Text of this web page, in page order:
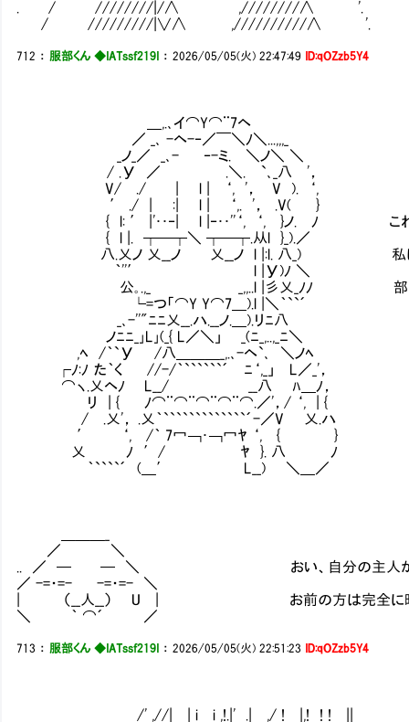
. / ////////|/∧ ,////////∧ '.
/ /////////|∨∧ ,//////////∧ '.
712 ： 服部くん ◆IATssf219I ：2026/05/05(火) 22:47:49 ID:qOZzb5Y4
＿,.､イ⌒Y⌒¨7ヘ
／ _､ -ヘ-‐／￣＼ﾉ＼...,,,_
_ノ_／ _､- ‐-ミ. ＼ノ＼ ＼
/ .У ／ .＼. `､_八 '，
V/ ./ | l | ‘, '， V ). ‘,
′ ./ | :| l | ‘,. '， .V( }
{ l: ′ |'･･‐| l |‐･･''‘, ‘, }ノ. ﾉ これはお嬢
{ l |. ┬─┬＼ ┬─┬.从l }_).／
八.乂ノ 乂__ノ 乂__ノ l |:l. 八_) 私はポックコー
｀''′ l |У)ﾉ ＼
公｡.,_ _,,..l |彡乂_ﾉﾉ 部外者は外で「１３
└=つ「⌒Y Y⌒7＿).l |＼｀``´
_､-''"ﾆﾆ乂__.ハ.__ノ.＿).リﾆ八
ノﾆﾆ_｣L｣(_{ L／＼」 Ⅵ_(ﾆ_,..,_ﾆ＼
,ﾍ /｀`У /八＿＿＿_,.､-ヘ`､ ＼ノﾍ
┌ﾉ:ﾉ た｀く //-/｀``````´Ⅵﾆ‘,_」 L／_'，
⌒ヽ.乂ヘﾉ L__/ Ⅵ__八 ﾊ＿ﾉ，
リ | { ﾉ⌒¨⌒¨⌒¨⌒¨⌒.／'，/ ‘, | {
/ .乂'， .乂｀`````````````´-／V 乂.ハ
′ ‘, /｀ 7冖￢･￢冖ﾔ ‘, { }
乂 ﾉ ′/ ﾔ }. 八 ﾉ
｀````´ (＿′ L__) ＼＿／
／ ＼
.. ／ ─ ─ ＼ おい、自分の主人が何を話に
／ -=・=- -=・=- ＼
| （__人__） U | お前の方は完全に映画を観る
＼ ｀ ⌒´ ／
713 ： 服部くん ◆IATssf219I ：2026/05/05(火) 22:51:23 ID:qOZzb5Y4
/' ,//| | i i ,!.|' .| ,/ ! |,! ! ! ||